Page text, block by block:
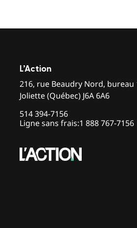
L’Action
216, rue Beaudry Nord, bureau
Joliette (Québec) J6A 6A6
514 394-7156
Ligne sans frais:1 888 767-7156